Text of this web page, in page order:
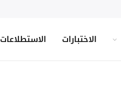
الاختبارات الاستطلاعات